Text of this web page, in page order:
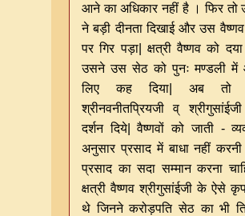
आने का अधिकार नहीं है । फिर
ने बड़ी दीनता दिखाई और उस
पर गिर पड़ा| क्षत्री वैष्णव को
उसने उस सेठ को पुनः मण्डली
लिए कह दिया
अब तो
श्रीनवनीतप्रियजी व्
दर्शन दिये|वैष्णवों को जाती -
अनुसार प्रसाद में बाधा नहीं करनी
प्रसाद का सदा सम्मान करना
क्षत्री वैष्णव श्रीगुसांईजी के ऐसे
थे जिनने करोड़पति सेठ का भी